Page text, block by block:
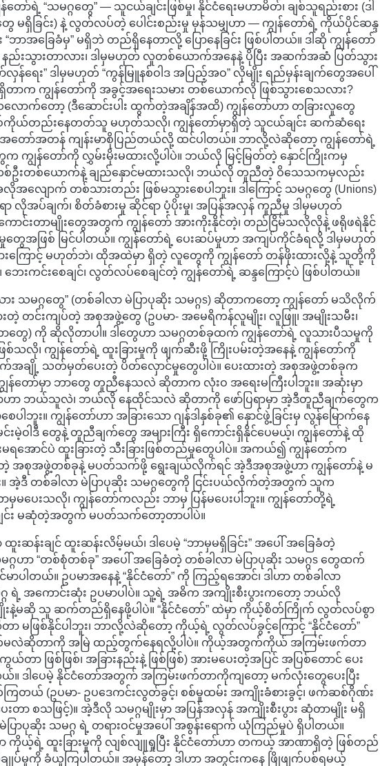
တော်ရဲ့ “သမဂ္ဂတွေ” — သူငယ်ချင်းဖြစ်မှု၊ နိုင်ငံရေးမဟာမိတ်၊ ချစ်သူရည်းစား (ဒါ
မရှိခြင်း) နဲ့ လွတ်လပ်တဲ့ ပေါင်းစည်းမှု မှန်သမျှဟာ — ကျွန်တော်ရဲ့ ကိုယ်ပိုင်ဆန္ဒ
ဘာအခြေခံမှ” မရှိဘဲ တည်ရှိနေတာလို့ ပြောနေခြင်း ဖြစ်ပါတယ်။ ဒါဆို ကျွန်တော်
နည်းသွားတာလား၊ ဒါမှမဟုတ် လူတစ်ယောက်အနေနဲ့ ပိုပြီး အဆက်အဆံ ပြတ်သွား
လှန်ရေး” ဒါမှမဟုတ် “ကွန်မြူနစ်ဝါဒ အပြည့်အဝ” လိုမျိုး ရည်မှန်းချက်တွေအပေါ်
က ကျွန်တော်ကို အခွင့်အရေးသမား တစ်ယောက်လို ဖြစ်သွားစေသလား?
ောက်တော့ (ဒီဆောင်းပါး ထွက်တဲ့အချိန်အထိ) ကျွန်တော်ဟာ တခြားလူတွေ
ကိုယ်တည်းနေတတ်သူ မဟုတ်သလို၊ ကျွန်တော်မှာရှိတဲ့ သူငယ်ချင်း ဆက်ဆံရေး
တော်အတန် ကျန်းမာစိုပြည်တယ်လို့ ထင်ပါတယ်။ ဘာလို့လဲဆိုတော့ ကျွန်တော်ရဲ့
ကျွန်တော်ကို လွှမ်းမိုးမထားလို့ပါပဲ။ ဘယ်လို မြင့်မြတ်တဲ့ နှောင်ကြိုးကမှ
စ်ဦးတစ်ယောက်နဲ့ ချည်နှောင်မထားသလို၊ ဘယ်လို တူညီတဲ့ ဝိသေသကမှလည်း
လျောက် တစ်သားတည်း ဖြစ်မသွားစေပါဘူး။ ဒါကြောင့် သမဂ္ဂတွေ (Unions)
ာ လိုအပ်ချက်၊ စိတ်ခံစားမှု ဆိုင်ရာ ပံ့ပိုးမှု၊ အပြန်အလှန် ကူညီမှု ဒါမှမဟုတ်
ကောင်းတာမျိုးတွေအတွက် ကျွန်တော် အားကိုးနိုင်တဲ့၊ တည်ငြိမ်သလိုလိုနဲ့ ဖရိုဖရဲနိုင်
မှုတွေအဖြစ် မြင်ပါတယ်။ ကျွန်တော်ရဲ့ ပေးဆပ်မှုဟာ အကျပ်ကိုင်ခံရလို့ ဒါမှမဟုတ်
ားကြောင့် မဟုတ်ဘဲ၊ ထိုအထဲမှာ ရှိတဲ့ လူတွေကို ကျွန်တော် တန်ဖိုးထားလို့နဲ့ သူတို့ကို
၊ ဘေးကင်းစေချင်၊ လွတ်လပ်စေချင်တဲ့ ကျွန်တော်ရဲ့ ဆန္ဒကြောင့်ပဲ ဖြစ်ပါတယ်။
း သမဂ္ဂတွေ” (တစ်ခါလာ မဲပြာပုဆိုး သမဂ္ဂs) ဆိုတာကတော့ ကျွန်တော် မသိလိုက်
တဲ့ တင်းကျပ်တဲ့ အစုအဖွဲ့တွေ (ဥပမာ- အမေရိကန်လူမျိုး၊ လူဖြူ၊ အမျိုးသမီး၊
ာတွေ) ကို ဆိုလိုတာပါ။ ဒါတွေဟာ သမဂ္ဂတစ်ခုထက် ကျွန်တော်ရဲ့ လူသားပီသမှုကို
ဖြစ်သလို၊ ကျွန်တော်ရဲ့ ထူးခြားမှုကို ဖျက်ဆီးဖို့ ကြိုးပမ်းတဲ့အနေနဲ့ ကျွန်တော်ကို
အချို့ သတ်မှတ်ပေးတဲ့ ပိတ်လှောင်မှုတွေပါပဲ။ ပေးထားတဲ့ အစုအဖွဲ့တစ်ခုက
န်တော်မှာ ဘာတွေ တူညီနေသလဲ ဆိုတာက လုံးဝ အရေးမကြီးပါဘူး။ အဆုံးမှာ
ာ်ဟာ ဘယ်သူလဲ၊ ဘယ်လို နေထိုင်သလဲ ဆိုတာကို ဖော်ပြရာမှာ အဲ့ဒီတူညီချက်တွေက
ေပါဘူး။ ကျွန်တော်ဟာ အခြားသော ဂျန်ဒါနှစ်ခု၏ နှောင်ဖွဲ့ခြင်းမှ လွန်မြောက်နေ
းမဲ့ဝါဒီ တွေနဲ့ တူညီချက်တွေ အများကြီး ရှိကောင်းရှိနိုင်ပေမယ့်၊ ကျွန်တော်နဲ့ ထို
မရအောင်ပဲ ထူးခြားတဲ့ သီးခြားဖြစ်တည်မှုတွေပါပဲ။ အကယ်၍ ကျွန်တော်က
အစုအဖွဲ့တစ်ခုနဲ့ မပတ်သက်ဖို့ ရွေးချယ်လိုက်ရင် အဲ့ဒီအစုအဖွဲ့ဟာ ကျွန်တော်နဲ့ မ
။ အဲ့ဒီ တစ်ခါလာ မဲပြာပုဆိုး သမဂ္ဂတွေကို ငြင်းပယ်လိုက်တဲ့အတွက် သူက
မှမပေးသလို၊ ကျွန်တော်ကလည်း ဘာမှ ပြန်မပေးပါဘူး။ ကျွန်တော်တို့ရဲ့
ချင်း မဆုံတဲ့အတွက် မပတ်သက်တော့တာပါပဲ။
ထူးဆန်းချင် ထူးဆန်းလိမ့်မယ်၊ ဒါပေမဲ့ “ဘာမှမရှိခြင်း” အပေါ် အခြေခံတဲ့
ဂ္ဂဟာ “တစ်စုံတစ်ခု” အပေါ် အခြေခံတဲ့ တစ်ခါလာ မဲပြာပုဆိုး သမဂ္ဂs တွေထက်
ပါတယ်။ ဥပမာအနေနဲ့ “နိုင်ငံတော်” ကို ကြည့်ရအောင်၊ ဒါဟာ တစ်ခါလာ
ဂ္ဂ ရဲ့ အကောင်းဆုံး ဥပမာပါပဲ။ သူ့ရဲ့ အဓိက အကျိုးစီးပွားကတော့ ဘယ်လို
းနဲ့မဆို သူ ဆက်တည်ရှိနေဖို့ပါပဲ။ “နိုင်ငံတော်” ထဲမှာ ကိုယ့်စိတ်ကြိုက် လွတ်လပ်စွာ
ာ မဖြစ်နိုင်ပါဘူး၊ ဘာလို့လဲဆိုတော့ ကိုယ့်ရဲ့ လွတ်လပ်ခွင့်ကြောင့် “နိုင်ငံတော်”
ဆိုတာကို အမြဲ ထည့်တွက်နေရလို့ပါပဲ။ ကိုယ့်အတွက်ကိုယ် အကြမ်းဖက်တာ
တာ ဖြစ်ဖြစ်၊ အခြားနည်းနဲ့ ဖြစ်ဖြစ်) အားမပေးတဲ့အပြင် အပြစ်တောင် ပေး
။ ဒါပေမဲ့ နိုင်ငံတော်အတွက် အကြမ်းဖက်တာကိုကျတော့ မက်လုံးတွေပေးပြီး
တယ် (ဥပမာ- ဥပဒေကင်းလွတ်ခွင့်၊ စစ်မှုထမ်း အကျိုးခံစားခွင့်၊ ဖက်ဆစ်ဂိုဏ်း
းတာ စသဖြင့်)။ အဲ့ဒီလို သမဂ္ဂမျိုးမှာ အပြန်အလှန် အကျိုးစီးပွား ဆုံတာမျိုး မရှိ
ပြာပုဆိုး သမဂ္ဂ ရဲ့ တရားဝင်မှုအပေါ် အစွန်းရောက် ယုံကြည်မှုပဲ ရှိပါတယ်။
ကိုယ့်ရဲ့ ထူးခြားမှုကို လျစ်လျူရှုပြီး နိုင်ငံတော်ဟာ တကယ့် အာဏာရှိတဲ့ ဖြစ်တည်
ပ်မှုကို ခံယူကြပါတယ်။ အမှန်တော့ ဒါဟာ အတွင်းကနေ ဖြိုဖျက်ပစ်ရမယ့်